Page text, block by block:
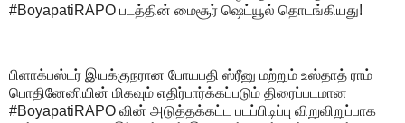
#BoyapatiRAPO படத்தின் மைசூர் ஷெட்யூல் தொடங்கியது!
பிளாக்பஸ்டர் இயக்குநரான போயபதி ஸ்ரீனு மற்றும் உஸ்தாத் ராம்
பொதினேனியின் மிகவும் எதிர்பார்க்கப்படும் திரைப்படமான
#BoyapatiRAPO வின் அடுத்தக்கட்ட படப்பிடிப்பு விறுவிறுப்பாக